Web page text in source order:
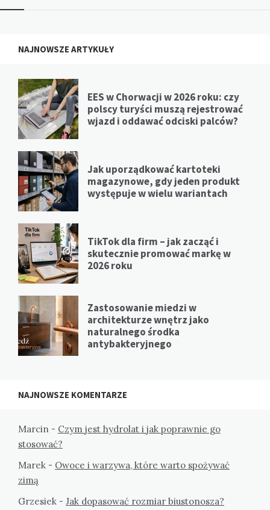
NAJNOWSZE ARTYKUŁY
EES w Chorwacji w 2026 roku: czy
polscy turyści muszą rejestrować
wjazd i oddawać odciski palców?
Jak uporządkować kartoteki
magazynowe, gdy jeden produkt
występuje w wielu wariantach
TikTok dla firm – jak zacząć i
skutecznie promować markę w
2026 roku
Zastosowanie miedzi w
architekturze wnętrz jako
naturalnego środka
antybakteryjnego
NAJNOWSZE KOMENTARZE
Marcin - Czym jest hydrolat i jak poprawnie go
stosować?
Marek - Owoce i warzywa, które warto spożywać
zimą
Grzesiek - Jak dopasować rozmiar biustonosza?